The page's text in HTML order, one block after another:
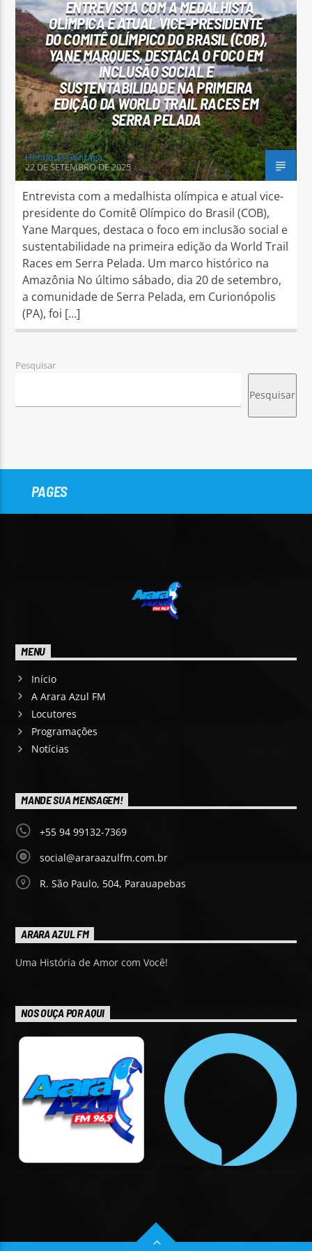
Arara Azul FM
ENTREVISTA COM A MEDALHISTA
OLÍMPICA E ATUAL VICE-PRESIDENTE
DO COMITÊ OLÍMPICO DO BRASIL (COB),
YANE MARQUES, DESTACA O FOCO EM
INCLUSÃO SOCIAL E
SUSTENTABILIDADE NA PRIMEIRA
EDIÇÃO DA WORLD TRAIL RACES EM
SERRA PELADA
Henrique Gonzaga
22 DE SETEMBRO DE 2025
Entrevista com a medalhista olímpica e atual vice-
presidente do Comitê Olímpico do Brasil (COB),
Yane Marques, destaca o foco em inclusão social e
sustentabilidade na primeira edição da World Trail
Races em Serra Pelada. Um marco histórico na
Amazônia No último sábado, dia 20 de setembro,
a comunidade de Serra Pelada, em Curionópolis
(PA), foi […]
Pesquisar
Pesquisar
PAGES
MENU
Início
A Arara Azul FM
Locutores
Programações
Notícias
MANDE SUA MENSAGEM!
+55 94 99132-7369
social@araraazulfm.com.br
R. São Paulo, 504, Parauapebas
ARARA AZUL FM
Uma História de Amor com Você!
NOS OUÇA POR AQUI